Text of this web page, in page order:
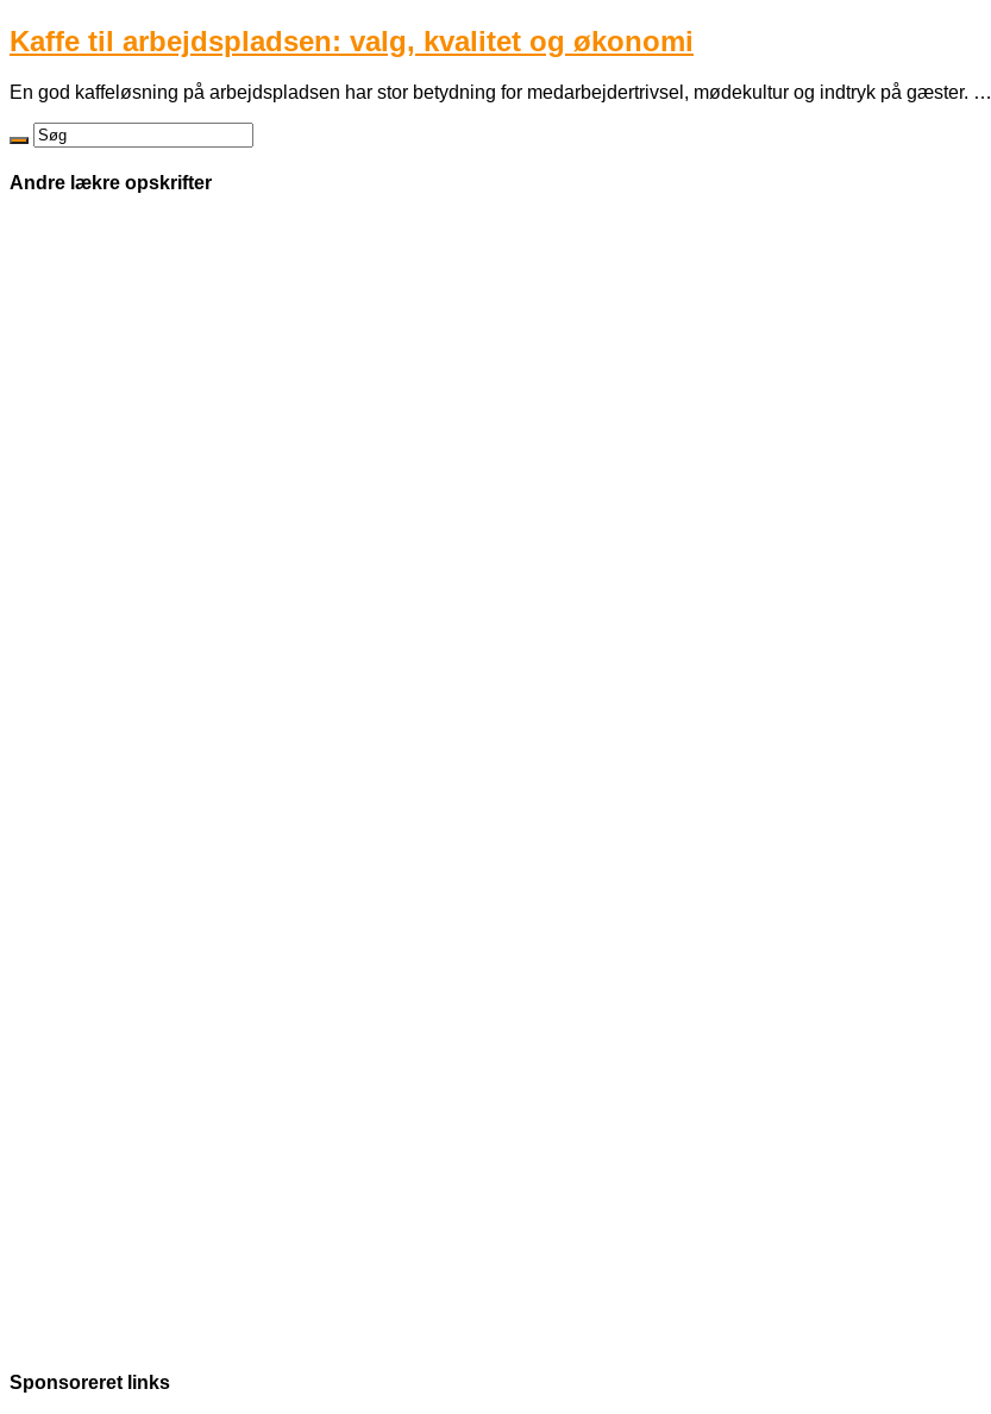
Kaffe til arbejdspladsen: valg, kvalitet og økonomi
En god kaffeløsning på arbejdspladsen har stor betydning for medarbejdertrivsel, mødekultur og indtryk på gæster. …
Andre lækre opskrifter
Sponsoreret links